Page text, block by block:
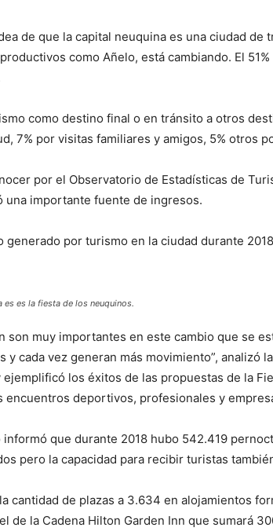
de que la capital neuquina es una ciudad de
como Añelo, está cambiando. El
como destino final o en tránsito a otros
7% por visitas familiares y amigos, 5% otros
por el Observatorio de Estadísticas de
una importante fuente de ingresos.
generado por turismo en la ciudad durante
es es la fiesta de los neuquinos.
son muy importantes en este cambio que se
y cada vez generan más movimiento”, analizó
ejemplificó los éxitos de las propuestas de la
encuentros deportivos, profesionales y
que durante 2018 hubo 542.419
pero la capacidad para recibir turistas
cantidad de plazas a 3.634 en alojamientos
de la Cadena Hilton Garden Inn que sumará